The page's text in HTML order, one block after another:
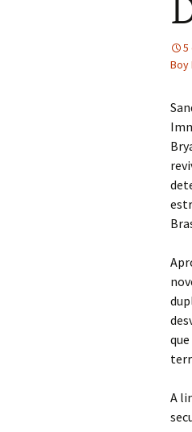
5
Boy
A